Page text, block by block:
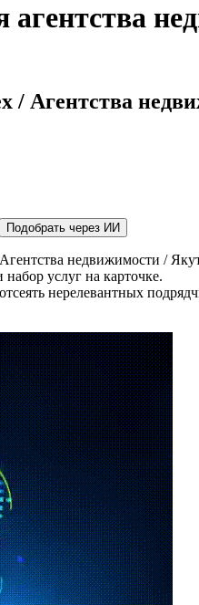
/ Агентства
Подобрать через ИИ
недвижимости /
услуг на карточке.
нерелевантных